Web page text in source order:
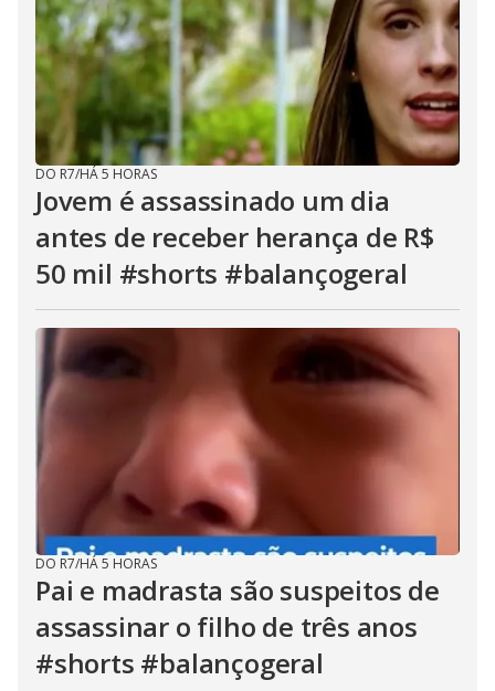
DO R7/HÁ 5 HORAS
Jovem é assassinado um dia
antes de receber herança de R$
50 mil #shorts #balançogeral
DO R7/HÁ 5 HORAS
Pai e madrasta são suspeitos de
assassinar o filho de três anos
#shorts #balançogeral